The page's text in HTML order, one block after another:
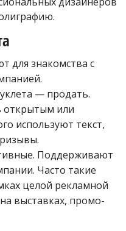
для знакомства с
— продать.
открытым или
используют текст,
Поддерживают
Часто такие
целой рекламной
выставках, промо-